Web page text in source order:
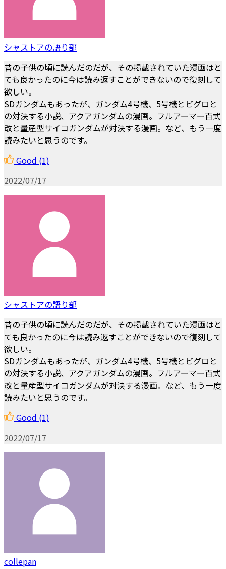
シャストアの語り部
昔の子供の頃に読んだのだが、その掲載されていた漫画はと
ても良かったのに今は読み返すことができないので復刻して
欲しい。
SDガンダムもあったが、ガンダム4号機、5号機とビグロと
の対決する小説、アクアガンダムの漫画。フルアーマー百式
改と量産型サイコガンダムが対決する漫画。など、もう一度
読みたいと思うのです。
Good (1)
2022/07/17
シャストアの語り部
昔の子供の頃に読んだのだが、その掲載されていた漫画はと
ても良かったのに今は読み返すことができないので復刻して
欲しい。
SDガンダムもあったが、ガンダム4号機、5号機とビグロと
の対決する小説、アクアガンダムの漫画。フルアーマー百式
改と量産型サイコガンダムが対決する漫画。など、もう一度
読みたいと思うのです。
Good (1)
2022/07/17
collepan